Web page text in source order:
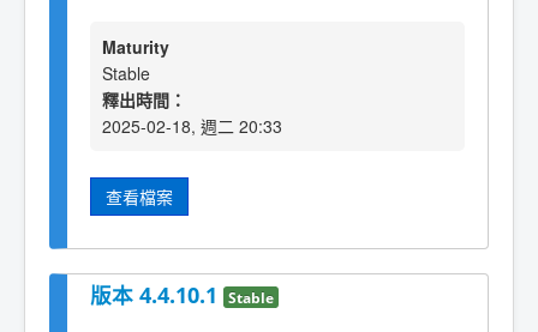
Maturity
Stable
釋出時間：
2025-02-18, 週二 20:33
查看檔案
版本 4.4.10.1 Stable